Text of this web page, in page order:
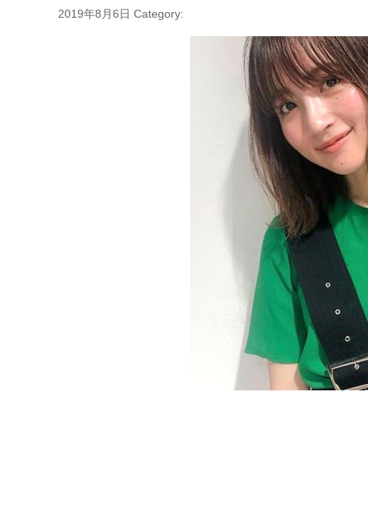
2019年8月6日 Category: